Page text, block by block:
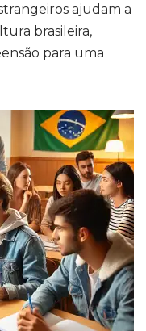
ajudam a
brasileira,
para uma